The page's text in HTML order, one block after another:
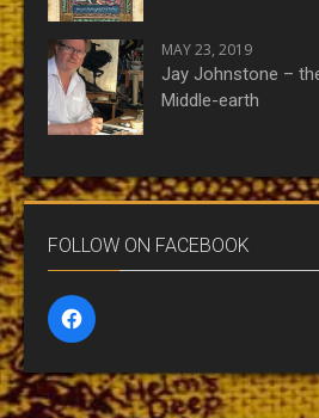
MAY 23, 2019
Jay Johnstone –
Middle-earth
FOLLOW ON FACEBOOK